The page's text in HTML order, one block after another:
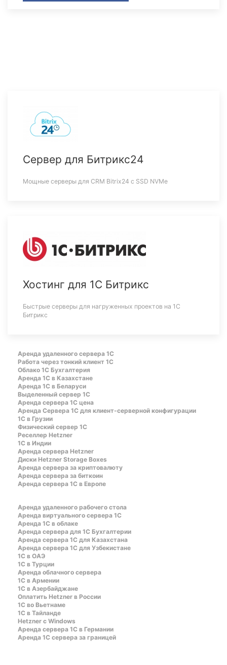
Сервер для Битрикс24
Мощные серверы для CRM Bitrix24 c SSD NVMe
Хостинг для 1С Битрикс
Быстрые серверы для нагруженных проектов на 1С
Битрикс
Аренда удаленного сервера 1С
Работа через тонкий клиент 1С
Облако 1С Бухгалтерия
Аренда 1С в Казахстане
Аренда 1С в Беларуси
Выделенный сервер 1С
Аренда сервера 1С цена
Aренда Сервера 1С для клиент-серверной конфигурации
1С в Грузии
Физический сервер 1С
Реселлер Hetzner
1С в Индии
Аренда сервера Hetzner
Диски Hetzner Storage Boxes
Аренда сервера за криптовалюту
Аренда сервера за биткоин
Аренда сервера 1С в Европе
Аренда удаленного рабочего стола
Аренда виртуального сервера 1С
Аренда 1С в облаке
Аренда сервера для 1С Бухгалтерии
Аренда сервера 1С для Казахстана
Аренда сервера 1С для Узбекистане
1C в ОАЭ
1C в Турции
Аренда облачного сервера
1С в Армении
1С в Азербайджане
Оплатить Hetzner в России
1С во Вьетнаме
1С в Тайланде
Hetzner c Windows
Аренда сервера 1С в Германии
Аренда 1С сервера за границей